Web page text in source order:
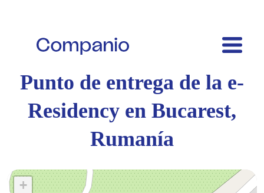
Punto de entrega de la e-
Residency en Bucarest,
Rumanía
+